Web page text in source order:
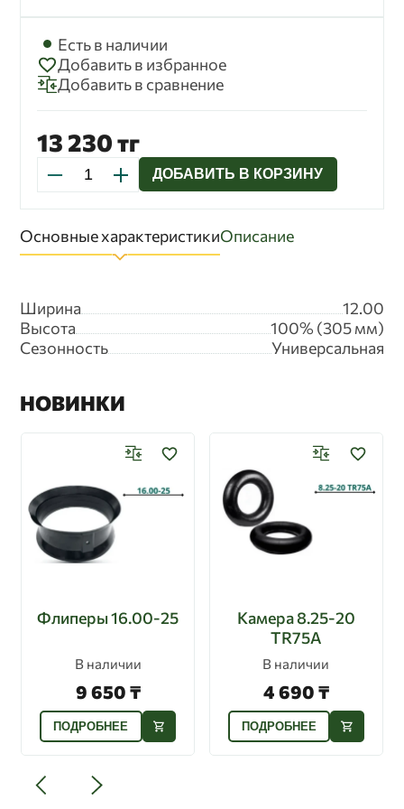
Есть в наличии
Добавить в избранное
Добавить в сравнение
13 230 тг
ДОБАВИТЬ В КОРЗИНУ
Основные характеристикиОписание
Ширина
12.00
Высота
100% (305 мм)
Сезонность
Универсальная
НОВИНКИ
Флиперы 16.00-25
В наличии
9 650 ₸
ПОДРОБНЕЕ
Камера 8.25-20
TR75A
В наличии
4 690 ₸
ПОДРОБНЕЕ